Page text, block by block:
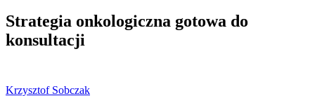
Strategia onkologiczna gotowa do
konsultacji
Krzysztof Sobczak